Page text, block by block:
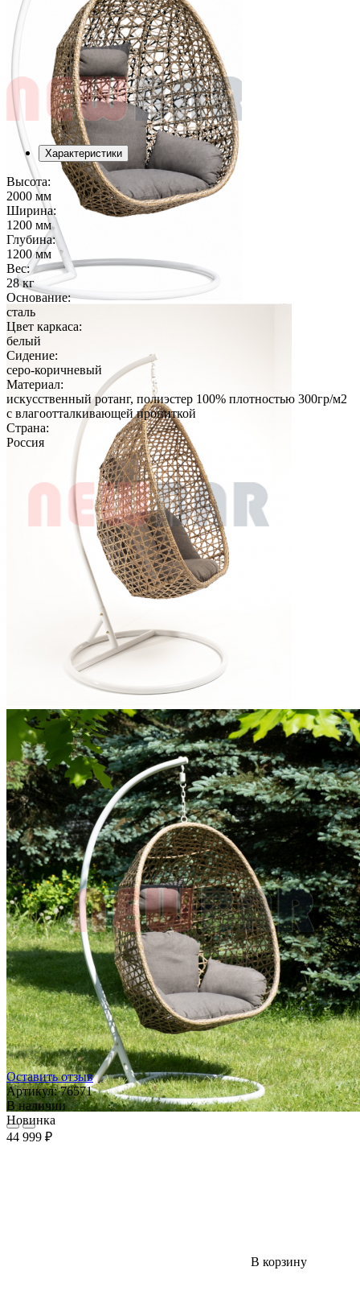
Характеристики
Высота:
2000 мм
Ширина:
1200 мм
Глубина:
1200 мм
Вес:
28 кг
Основание:
сталь
Цвет каркаса:
белый
Сидение:
серо-коричневый
Материал:
искусственный ротанг, полиэстер 100% плотностью 300гр/м2
с влагоотталкивающей пропиткой
Страна:
Россия
Оставить отзыв
Артикул:76571
В наличии
Новинка
44 999 ₽
В корзину